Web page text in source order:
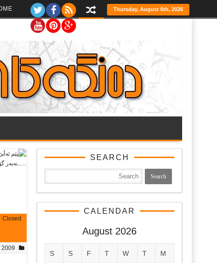
Thursday, August 6th, 2026
Closed
2009
SEARCH
CALENDAR
August 2026
M
T
W
T
F
S
S